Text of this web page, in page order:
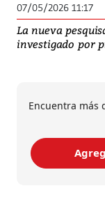
07/05/2026 11:17
La nueva
investigado por
Encuentra más